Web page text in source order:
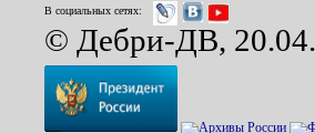
В социальных сетях:
© Дебри-ДВ,